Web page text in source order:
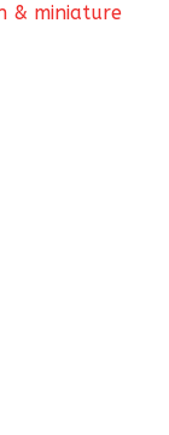
& miniature